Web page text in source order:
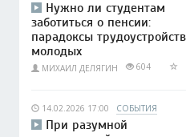
Нужно ли студентам
заботиться о пенсии:
парадоксы
молодых
МИХАИЛ ДЕЛЯГИН 604
14.02.2026 17:00 СОБЫТИЯ
При разумной